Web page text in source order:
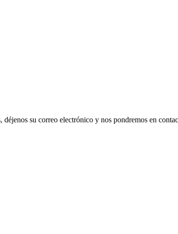
su correo electrónico y nos pondremos en